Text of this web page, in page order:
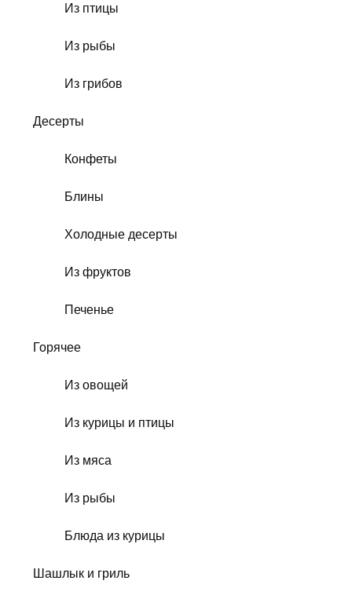
Из птицы
Из рыбы
Из грибов
Десерты
Конфеты
Блины
Холодные десерты
Из фруктов
Печенье
Горячее
Из овощей
Из курицы и птицы
Из мяса
Из рыбы
Блюда из курицы
Шашлык и гриль